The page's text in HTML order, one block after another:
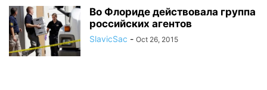
Во Флориде действовала группа
российских агентов
SlavicSac - Oct 26, 2015